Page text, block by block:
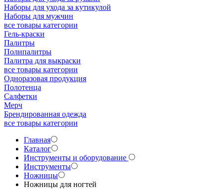
Наборы для ухода за кутикулой
Наборы для мужчин
все товары категории
Гель-краски
Палитры
Полипалитры
Палитра для выкраски
все товары категории
Одноразовая продукция
Полотенца
Салфетки
Мерч
Брендированная одежда
все товары категории
Главная
Каталог
Инструменты и оборудование
Инструменты
Ножницы
Ножницы для ногтей